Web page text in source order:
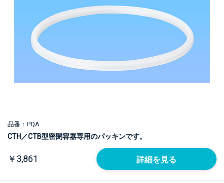
品番：PQA
CTH／CTB型密閉容器専用のパッキンです。
￥3,861 詳細を見る